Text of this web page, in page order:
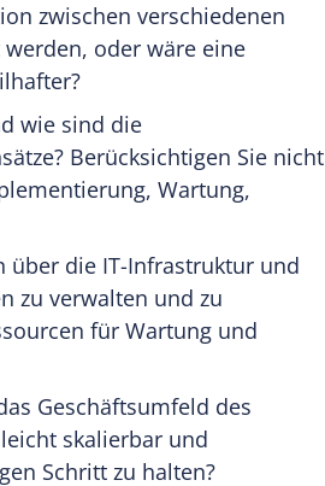
zwischen verschiedenen
oder wäre eine
wie sind die
Berücksichtigen Sie nicht
Wartung,
über die IT-Infrastruktur und
zu verwalten und zu
für Wartung und
Geschäftsumfeld des
skalierbar und
Schritt zu halten?